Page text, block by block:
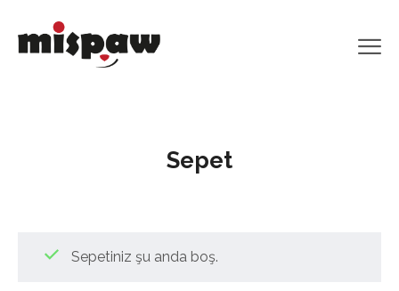
Sepet
Sepetiniz şu anda boş.